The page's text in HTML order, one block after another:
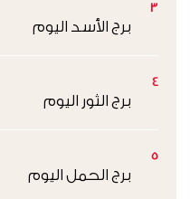
3
برج الأسد اليوم
4
برج الثور اليوم
5
برج الحمل اليوم